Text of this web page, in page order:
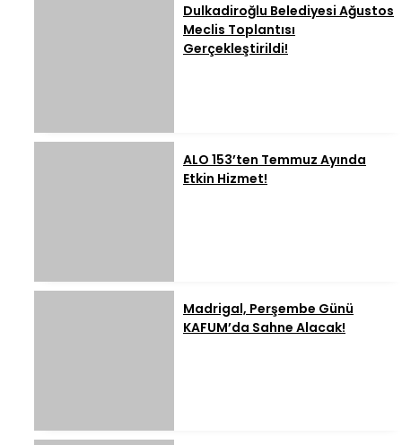
Dulkadiroğlu Belediyesi Ağustos
Meclis Toplantısı
Gerçekleştirildi!
ALO 153’ten Temmuz Ayında
Etkin Hizmet!
Madrigal, Perşembe Günü
KAFUM’da Sahne Alacak!